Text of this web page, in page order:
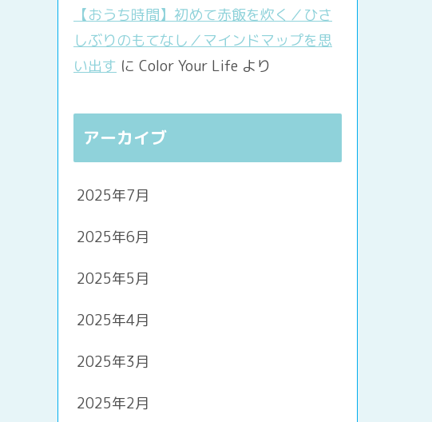
【おうち時間】初めて赤飯を炊く／ひさ
しぶりのもてなし／マインドマップを思
い出す に Color Your Life より
アーカイブ
2025年7月
2025年6月
2025年5月
2025年4月
2025年3月
2025年2月